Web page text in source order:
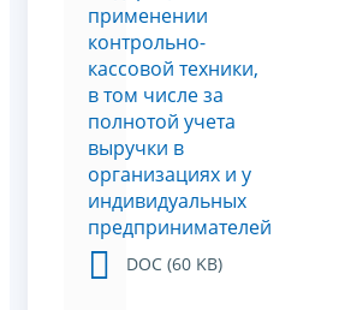
применении
контрольно-
кассовой техники,
в том числе за
полнотой учета
выручки в
организациях и у
индивидуальных
предпринимателей
DOC (60 KB)